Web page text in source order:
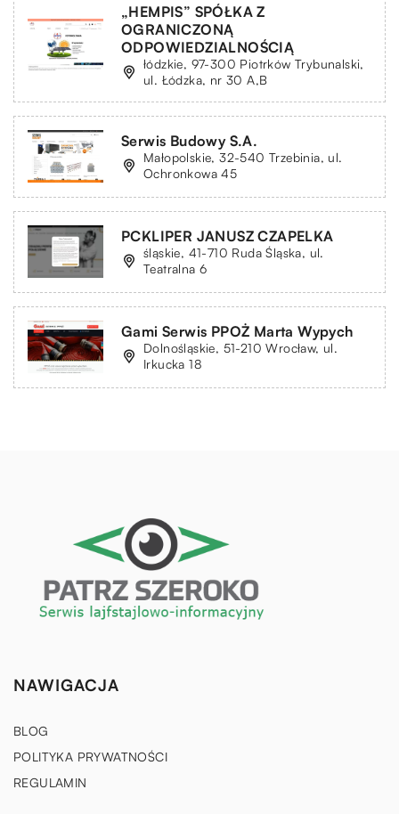
„HEMPIS” SPÓŁKA Z
OGRANICZONĄ
ODPOWIEDZIALNOŚCIĄ
łódzkie, 97-300 Piotrków Trybunalski,
ul. Łódzka, nr 30 A,B
Serwis Budowy S.A.
Małopolskie, 32-540 Trzebinia, ul.
Ochronkowa 45
PCKLIPER JANUSZ CZAPELKA
śląskie, 41-710 Ruda Śląska, ul.
Teatralna 6
Gami Serwis PPOŻ Marta Wypych
Dolnośląskie, 51-210 Wrocław, ul.
Irkucka 18
NAWIGACJA
BLOG
POLITYKA PRYWATNOŚCI
REGULAMIN